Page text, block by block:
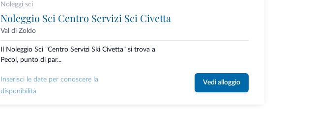
Noleggi sci
Noleggio Sci Centro Servizi Sci Civetta
Val di Zoldo
Il Noleggio Sci "Centro Servizi Ski Civetta" si trova a
Pecol, punto di par...
Inserisci le date per conoscere la
disponibilità
Vedi alloggio